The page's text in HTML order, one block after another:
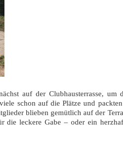
auf der Clubhausterrasse, um
schon auf die Plätze und
blieben gemütlich auf der
leckere Gabe – oder ein